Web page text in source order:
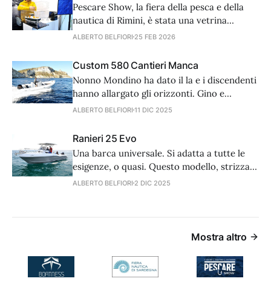
Pescare Show, la fiera della pesca e della
nautica di Rimini, è stata una vetrina
importantissima con una novità che non
Infatti tra le barche e i gommoni super
attrezzati, abbiamo scoperto un bel
progetto, non ingombrante, che riguarda il
catamarano.
ALBERTO BELFIORI 25 FEB 2026
Custom 580 Cantieri Manca
Nonno Mondino ha dato il la e i discendenti
hanno allargato gli orizzonti. Gino e
Fabrizio, per celebrare il
Cantieri Manca presentano il Custom 80, un
battello tuttofare, sicuro e facile da
condurre.
ALBERTO BELFIORI 11 DIC 2025
Ranieri 25 Evo
Una barca universale. Si adatta a tutte le
esigenze, o quasi. Questo modello, strizza
l’occhio alla pesca sportiva e non ha perso
velocità, grazie al potente V8 Mercury
ALBERTO BELFIORI 2 DIC 2025
Mostra altro